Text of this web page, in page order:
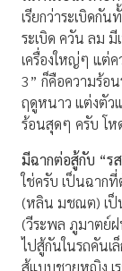
เรียกว่าระเบิดกั
ระเบิด ควัน ลม มี
เครื่องใหญ่ๆ แต่
3” ก็คือความร้อ
ฤดูหนาว แต่งตัว
ร้อนสุดๆ ครับ โห
มีฉากต่อสู้กับ “ร
ใช่ครับ เป็นฉากที่
(หลิน มชณต) เป็
(วีระพล ภูมาตย์ฝ
ไปสู้กันในรถคันเ
สู้แบบชายหญิง เ